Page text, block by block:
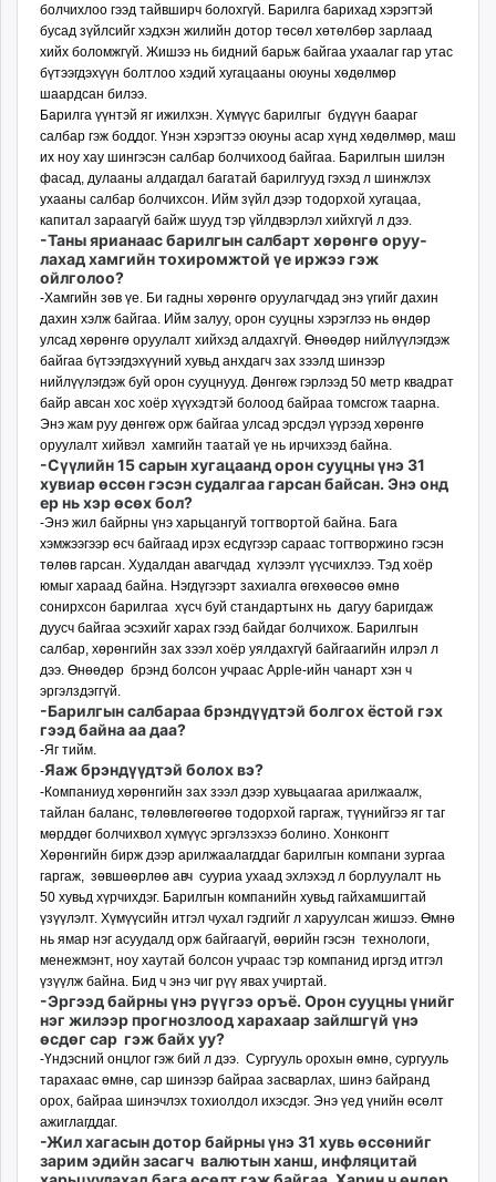
болчихлоо гээд тайвширч болохгүй. Барилга барихад хэрэгтэй
бусад зүйлсийг хэдхэн жилийн дотор төсөл хөтөлбөр зарлаад
хийх боломжгүй. Жишээ нь бидний барьж байгаа ухаалаг гар утас
бүтээгдэхүүн болтлоо хэдий хугацааны оюуны хөдөлмөр
шаардсан билээ.
Барилга үүнтэй яг ижилхэн. Хүмүүс барилгыг бүдүүн баараг
салбар гэж боддог. Үнэн хэрэгтээ оюуны асар хүнд хөдөлмөр, маш
их ноу хау шингэсэн салбар болчихоод байгаа. Барилгын шилэн
фасад, дулааны алдагдал багатай барилгууд гэхэд л шинжлэх
ухааны салбар болчихсон. Ийм зүйл дээр тодорхой хугацаа,
капитал зараагүй байж шууд тэр үйлдвэрлэл хийхгүй л дээ.
-Таны ярианаас барил­гын салбарт хөрөнгө оруу­
лахад хамгийн тохиромжтой үе иржээ гэж
ойлголоо?
-Хамгийн зөв үе. Би гадны хөрөнгө оруулагчдад энэ үгийг дахин
дахин хэлж байгаа. Ийм залуу, орон сууцны хэрэглээ нь өндөр
улсад хөрөнгө оруулалт хийхэд алдахгүй. Өнөөдөр нийлүүлэгдэж
бай­гаа бүтээгдэхүүний хувьд анхдагч зах зээлд шинээр
нийлүүлэгдэж буй орон сууцнууд. Дөнгөж гэрлээд 50 метр квадрат
байр авсан хос хоёр хүүхэдтэй болоод байраа томсгож таарна.
Энэ жам руу дөнгөж орж байгаа улсад эрсдэл үүрээд хөрөнгө
оруулалт хийвэл хамгийн таатай үе нь ирчихээд байна.
-Сүүлийн 15 сарын хуга­цаанд орон сууцны үнэ 31
хувиар өссөн гэсэн судалгаа гарсан байсан. Энэ онд
ер нь хэр өсөх бол?
-Энэ жил байрны үнэ харьцангуй тогтвортой байна. Бага
хэмжээгээр өсч байгаад ирэх есдүгээр сараас тогтворжино гэсэн
төлөв гарсан. Худалдан авагчдад хүлээлт үүсчихлээ. Тэд хоёр
юмыг хараад байна. Нэгдүгээрт захиалга өгөхөөсөө өмнө
сонирхсон барилгаа хүсч буй стандартынх нь дагуу баригдаж
дуусч байгаа эсэхийг харах гээд байдаг болчихож. Барилгын
салбар, хөрөнгийн зах зээл хоёр уялдахгүй байгаагийн илрэл л
дээ. Өнөөдөр брэнд болсон учраас Apple-ийн чанарт хэн ч
эргэлздэггүй.
-Барилгын салбараа брэндүүдтэй болгох ёстой гэх
гээд байна аа даа?
-Яг тийм.
-Яаж брэндүүдтэй болох вэ?
-Компаниуд хөрөнгийн зах зээл дээр хувьцаагаа арил­жаалж,
тайлан ба­ланс, тө­лөвлөгөөгөө тодорхой гаргаж, түүнийгээ яг таг
мөрддөг болчихвол хүмүүс эргэлзэхээ болино. Хонконгт
Хөрөнгийн бирж дээр арилжаалагддаг барилгын компани зургаа
гаргаж, зөвшөөрлөө авч сууриа ухаад эхлэхэд л борлуулалт нь
50 хувьд хүрчихдэг. Барилгын компанийн хувьд гайхамшигтай
үзүүлэлт. Хү­мүүсийн итгэл чухал гэдгийг л харуулсан жишээ. Өмнө
нь ямар нэг асуудалд орж байгаагүй, өөрийн гэсэн технологи,
менежмэнт, ноу хаутай болсон учраас тэр компанид иргэд итгэл
үзүүлж байна. Бид ч энэ чиг рүү явах учиртай.
-Эргээд байрны үнэ рүү­гээ оръё. Орон сууцны үнийг
нэг жилээр прогнозлоод харахаар зайлшгүй үнэ
өсдөг сар гэж байх уу?
-Үндэсний онцлог гэж бий л дээ. Сургууль орохын өмнө, сургууль
тарахаас өмнө, сар шинээр байраа засварлах, шинэ байранд
орох, байраа шинэчлэх тохиолдол ихэс­дэг. Энэ үед үнийн өсөлт
ажиглагддаг.
-Жил хагасын дотор байр­ны үнэ 31 хувь өссө­нийг
зарим эдийн засагч валютын ханш, инфляцитай